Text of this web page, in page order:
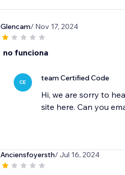
Glencam/ Nov 17, 2024
no funciona
CE team Certified Code
Hi, we are sorry to
Anciensfoyersth/ Jul 16, 2024